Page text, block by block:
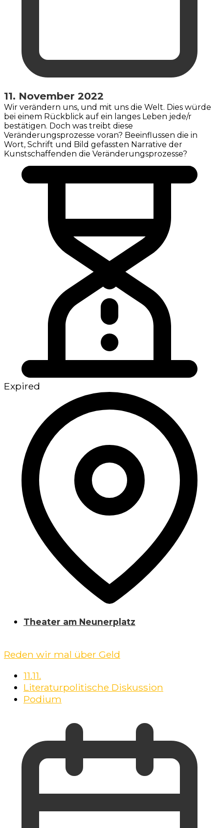
11. November 2022
Wir verändern uns, und mit uns die Welt. Dies würde
bei einem Rückblick auf ein langes Leben jede/r
bestätigen. Doch was treibt diese
Veränderungsprozesse voran? Beeinflussen die in
Wort, Schrift und Bild gefassten Narrative der
Kunstschaffenden die Veränderungsprozesse?
Expired
Theater am Neunerplatz
Reden wir mal über Geld
11.11.
Literaturpolitische Diskussion
Podium